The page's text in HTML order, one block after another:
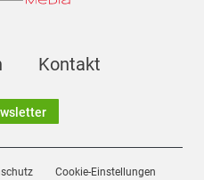
Kontakt
Cookie-Einstellungen